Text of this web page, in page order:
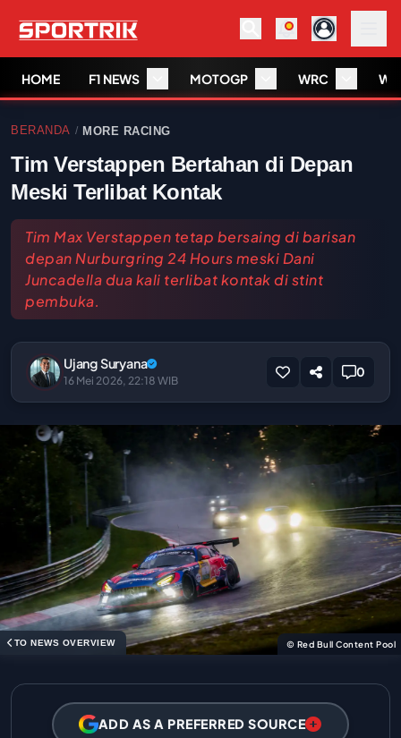
HOME F1 NEWS MOTOGP WRC
BERANDA / MORE RACING
Tim Verstappen Bertahan di Depan
Meski Terlibat Kontak
Tim Max Verstappen tetap bersaing di barisan
depan Nurburgring 24 Hours meski Dani
Juncadella dua kali terlibat kontak di stint
pembuka.
Ujang Suryana
16 Mei 2026, 22:18 WIB
0
TO NEWS OVERVIEW © Red Bull Content Pool
ADD AS A PREFERRED SOURCE